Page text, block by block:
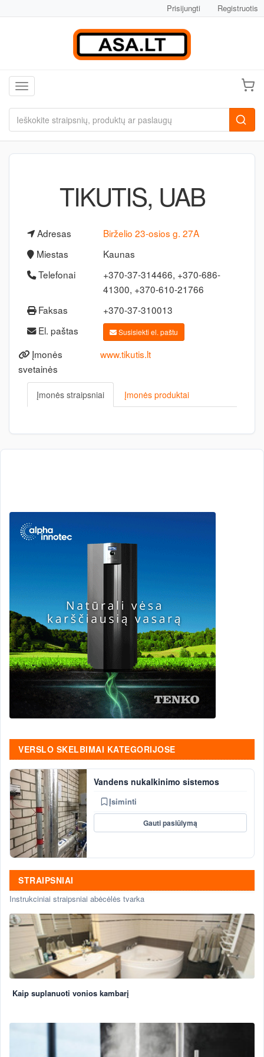
Prisijungti Registruotis
Toggle navigation
TIKUTIS, UAB
Adresas
Birželio 23-osios g. 27A
Miestas
Kaunas
Telefonai
+370-37-314466, +370-686-
41300, +370-610-21766
Faksas
+370-37-310013
El. paštas
Susisiekti el. paštu
Įmonės
svetainės
www.tikutis.lt
Įmonės straipsniai Įmonės produktai
VERSLO SKELBIMAI KATEGORIJOSE
Vandens nukalkinimo sistemos
Įsiminti
Gauti pasiūlymą
STRAIPSNIAI
Instrukciniai straipsniai abėcėlės tvarka
Kaip suplanuoti vonios kambarį